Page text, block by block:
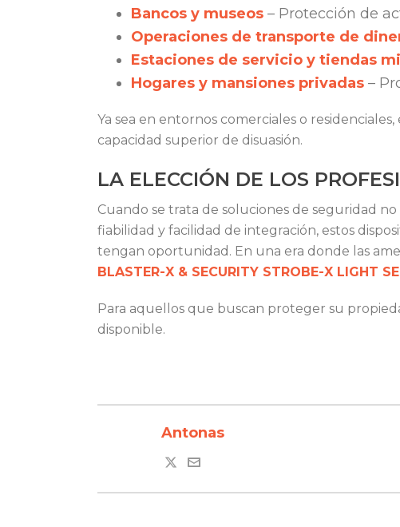
Bancos y museos – Protección de
Operaciones de transporte de
Estaciones de servicio y tiendas
Hogares y mansiones privadas –
Ya sea en entornos comerciales o residenciales,
capacidad superior de disuasión.
LA ELECCIÓN DE LOS
Cuando se trata de soluciones de seguridad no
fiabilidad y facilidad de integración, estos
tengan oportunidad. En una era donde las
BLASTER-X & SECURITY STROBE-X LIGHT
Para aquellos que buscan proteger su
disponible.
Antonas